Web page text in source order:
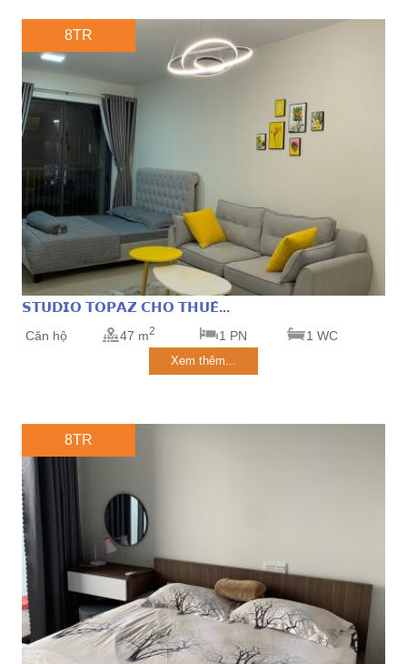
8TR
𝗦𝗧𝗨𝗗𝗜𝗢 𝗧𝗢𝗣𝗔𝗭 𝗖𝗛𝗢 𝗧𝗛𝗨𝗘̂...
Căn hộ 47 m2 1 PN 1 WC
Xem thêm...
8TR